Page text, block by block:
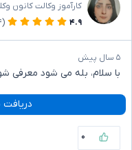
کارآموز وکالت کانون
۴.۹
(۳۴)
۵ سال پیش
با سلام، بله می شود معرفی
دریافت
۰